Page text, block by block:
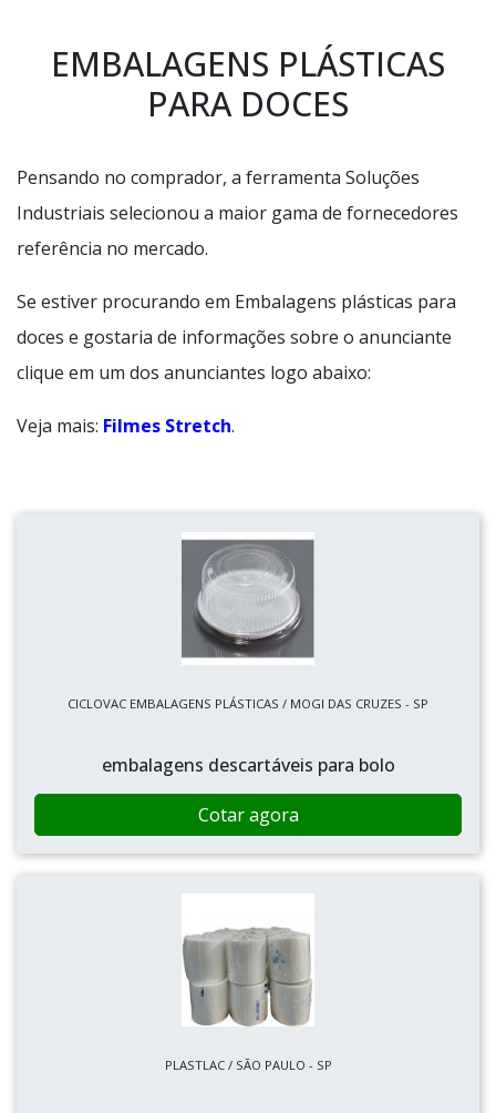
EMBALAGENS PLÁSTICAS
PARA DOCES
Pensando no comprador, a ferramenta Soluções
Industriais selecionou a maior gama de fornecedores
referência no mercado.
Se estiver procurando em Embalagens plásticas para
doces e gostaria de informações sobre o anunciante
clique em um dos anunciantes logo abaixo:
Veja mais: Filmes Stretch.
CICLOVAC EMBALAGENS PLÁSTICAS / MOGI DAS CRUZES - SP
embalagens descartáveis para bolo
Cotar agora
PLASTLAC / SÃO PAULO - SP